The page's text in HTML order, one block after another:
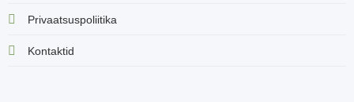
Privaatsuspoliitika
Kontaktid